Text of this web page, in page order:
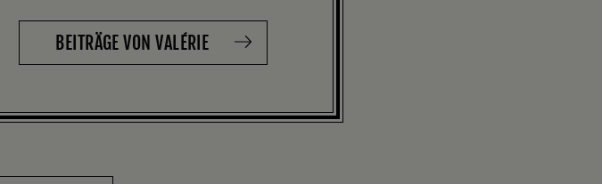
BEITRÄGE VON VALÉRIE